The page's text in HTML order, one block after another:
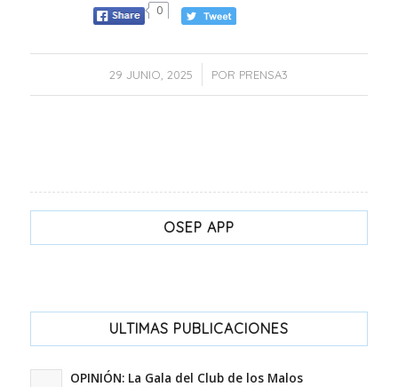
0
29 JUNIO, 2025
/ POR PRENSA3
OSEP APP
ULTIMAS PUBLICACIONES
OPINIÓN: La Gala del Club de los Malos